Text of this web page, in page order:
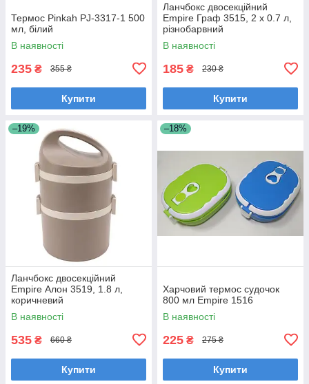
Термос Pinkah PJ-3317-1 500
мл, білий
В наявності
235 ₴ 355 ₴
Купити
Ланчбокс двосекційний
Empire Граф 3515, 2 х 0.7 л,
різнобарвний
В наявності
185 ₴ 230 ₴
Купити
–19%
Ланчбокс двосекційний
Empire Алон 3519, 1.8 л,
коричневий
В наявності
535 ₴ 660 ₴
Купити
–18%
Харчовий термос судочок
800 мл Empire 1516
В наявності
225 ₴ 275 ₴
Купити